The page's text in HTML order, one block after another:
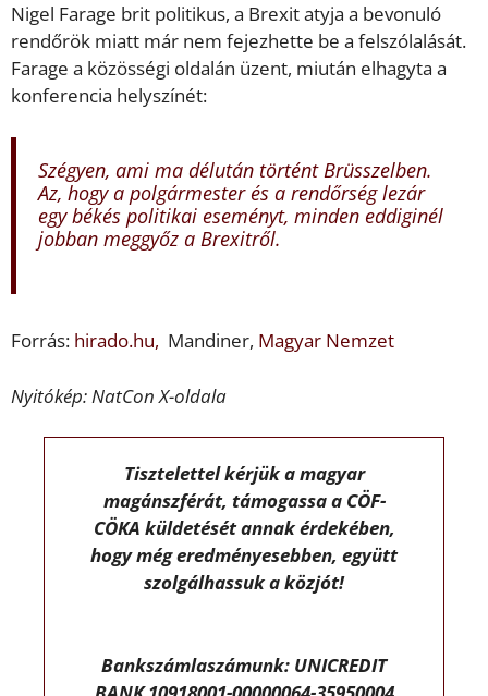
Nigel Farage brit politikus, a Brexit atyja a bevonuló
rendőrök miatt már nem fejezhette be a felszólalását.
Farage a közösségi oldalán üzent, miután elhagyta a
konferencia helyszínét:
Szégyen, ami ma délután történt Brüsszelben.
Az, hogy a polgármester és a rendőrség lezár
egy békés politikai eseményt, minden eddiginél
jobban meggyőz a Brexitről.
Forrás: hirado.hu, Mandiner, Magyar Nemzet
Nyitókép: NatCon X-oldala
Tisztelettel kérjük a magyar
magánszférát, támogassa a CÖF-
CÖKA küldetését annak érdekében,
hogy még eredményesebben, együtt
szolgálhassuk a közjót!
Bankszámlaszámunk: UNICREDIT